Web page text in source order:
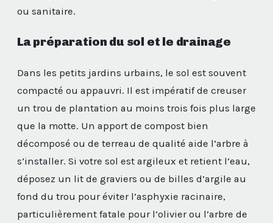
ou sanitaire.
La préparation du sol et le drainage
Dans les petits jardins urbains, le sol est souvent
compacté ou appauvri. Il est impératif de creuser
un trou de plantation au moins trois fois plus large
que la motte. Un apport de compost bien
décomposé ou de terreau de qualité aide l’arbre à
s’installer. Si votre sol est argileux et retient l’eau,
déposez un lit de graviers ou de billes d’argile au
fond du trou pour éviter l’asphyxie racinaire,
particulièrement fatale pour l’olivier ou l’arbre de